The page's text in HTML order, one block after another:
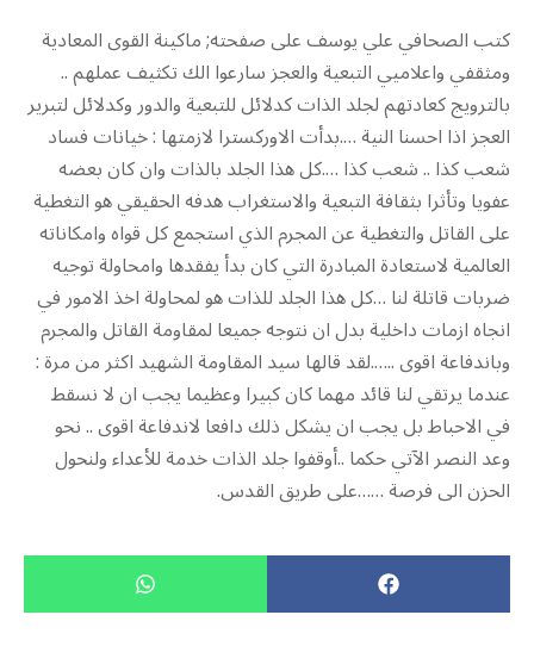
كتب الصحافي علي يوسف على صفحته; ماكينة القوى المعادية
ومثقفي واعلاميي التبعية والعجز سارعوا الك تكثيف عملهم ..
بالترويج كعادتهم لجلد الذات كدلائل للتبعية والدور وكدلائل لتبرير
العجز اذا احسنا النية ….بدأت الاوركسترا لازمتها : خيانات فساد
شعب كذا .. شعب كذا ….كل هذا الجلد بالذات وان كان بعضه
عفويا وتأثرا بثقافة التبعية والاستغراب هدفه الحقيقي هو التغطية
على القاتل والتغطية عن المجرم الذي استجمع كل قواه وامكاناته
العالمية لاستعادة المبادرة التي كان بدأ يفقدها وامحاولة توجيه
ضربات قاتلة لنا …كل هذا الجلد للذات هو لمحاولة اخذ الامور في
انجاه ازمات داخلية بدل ان نتوجه جميعا لمقاومة القاتل والمجرم
وباندفاعة اقوى ..….لقد قالها سيد المقاومة الشهيد اكثر من مرة :
عندما يرتقي لنا قائد مهما كان كبيرا وعظيما يجب ان لا نسقط
في الاحباط بل يجب ان يشكل ذلك دافعا لاندفاعة اقوى .. نحو
وعد النصر الآتي حكما ..أوقفوا جلد الذات خدمة للأعداء ولنحول
الحزن الى فرصة ……على طريق القدس.